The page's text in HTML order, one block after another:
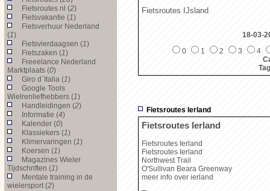
Fietsroutes nl (2)
Fietsvakantie (1)
Fietsverhuur Nederland
(1)
Fietsvierdaagsen (1)
Fietszaken (1)
Freeelance Nederland
Marktplaats (0)
Giro d`Italia (1)
Google Tools
Wielrenliefhebbers (1)
Handleidingen (2)
Informatie (4)
Kalender (0)
Klassiekers (1)
Klimervaringen (1)
Koersen (1)
Magazines Wieler
Tijdschriften (1)
Mentale training in de
wielersport (2)
Fietsroutes IJsland
18-03-
0
1 2 3
4
Fietsroutes Ierland
Fietsroutes Ierland
Fietsroutes Ierland
Fietsroutes Ierland
Northwest Trail
O'Sullivan Beara Greenway
meer info over ierland